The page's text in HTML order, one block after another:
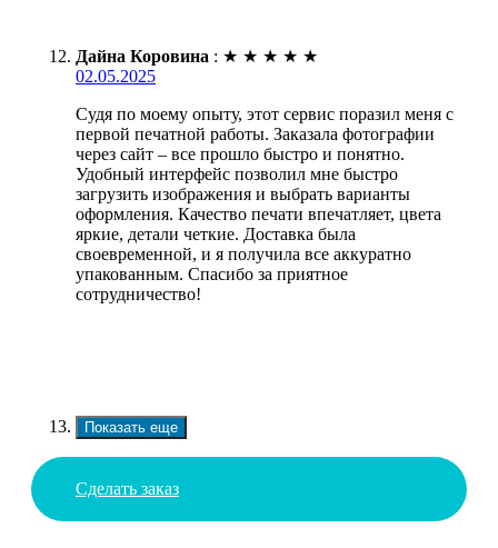
Дайна Коровина : ★ ★ ★ ★ ★
02.05.2025
Судя по моему опыту, этот сервис поразил меня с
первой печатной работы. Заказала фотографии
через сайт – все прошло быстро и понятно.
Удобный интерфейс позволил мне быстро
загрузить изображения и выбрать варианты
оформления. Качество печати впечатляет, цвета
яркие, детали четкие. Доставка была
своевременной, и я получила все аккуратно
упакованным. Спасибо за приятное
сотрудничество!
Показать еще
Сделать заказ